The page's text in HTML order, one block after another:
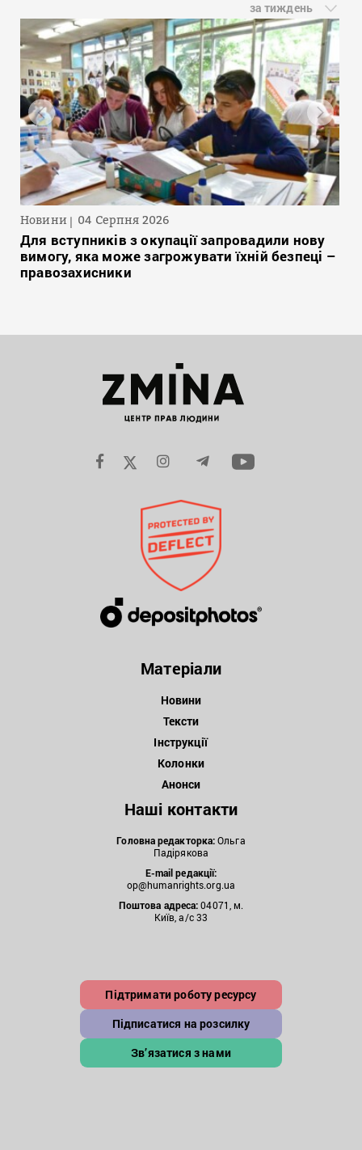
за тиждень
Новини 04 Серпня 2026
Для вступників з окупації запровадили нову
вимогу, яка може загрожувати їхній безпеці –
правозахисники
Матеріали
Новини
Тексти
Інструкції
Колонки
Анонси
Наші контакти
Головна редакторка:Ольга
Падірякова
E-mail редакції:
op@humanrights.org.ua
Поштова адреса:04071, м.
Київ, а/с 33
Підтримати роботу ресурсу
Підписатися на розсилку
Зв’язатися з нами